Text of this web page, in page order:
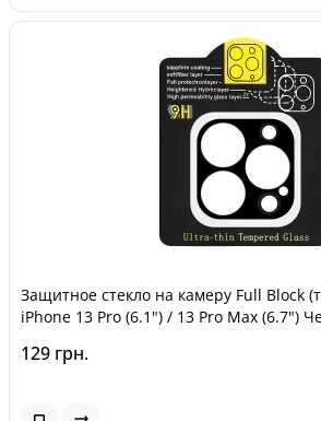
Защитное стекло на камеру Full Block
iPhone 13 Pro (6.1") / 13 Pro Max (6.7")
129 грн.